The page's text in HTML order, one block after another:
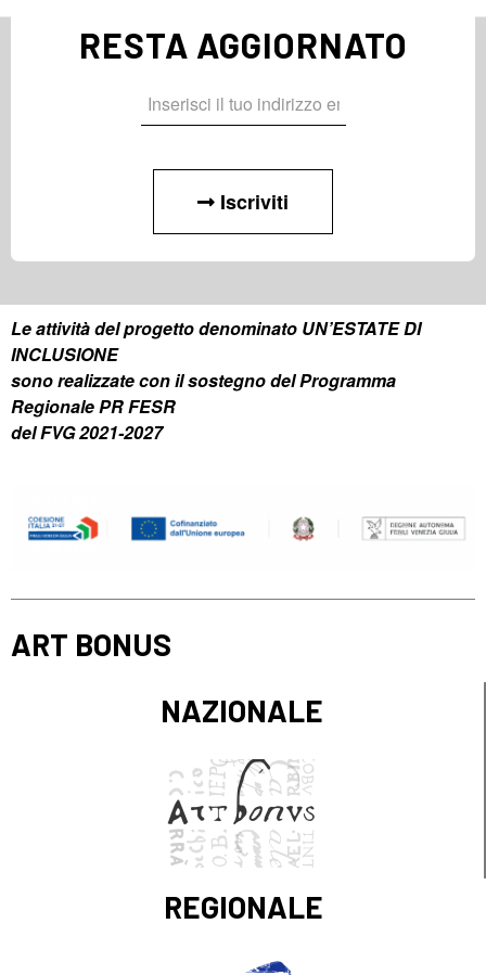
RESTA AGGIORNATO
Iscriviti
Le attività del progetto denominato UN’ESTATE DI
INCLUSIONE
sono realizzate con il sostegno del Programma
Regionale PR FESR
del FVG 2021-2027
ART BONUS
NAZIONALE
REGIONALE